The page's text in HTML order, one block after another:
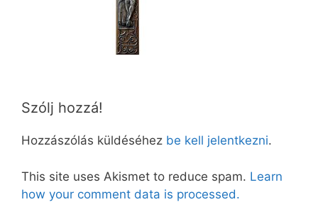
Szólj hozzá!
Hozzászólás küldéséhez be kell jelentkezni.
This site uses Akismet to reduce spam. Learn
how your comment data is processed.